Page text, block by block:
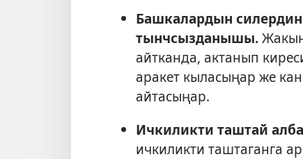
Башкалардын
тынчсызданышы.
айтканда, актанып
аракет кыласыңар же
айтасыңар.
Ичкиликти таштай
ичкиликти таштаганга